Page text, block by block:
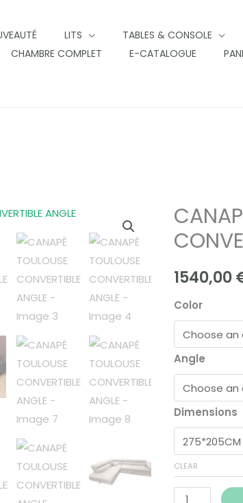
LITS TABLES & CONSOLE
CHAMBRE COMPLET E-CATALOGUE
1540,00
Color
Angle
Dimensions
CLEAR
CANAPÉ
TOULOUSE
CONVERTIBLE
ANGLE
quantity